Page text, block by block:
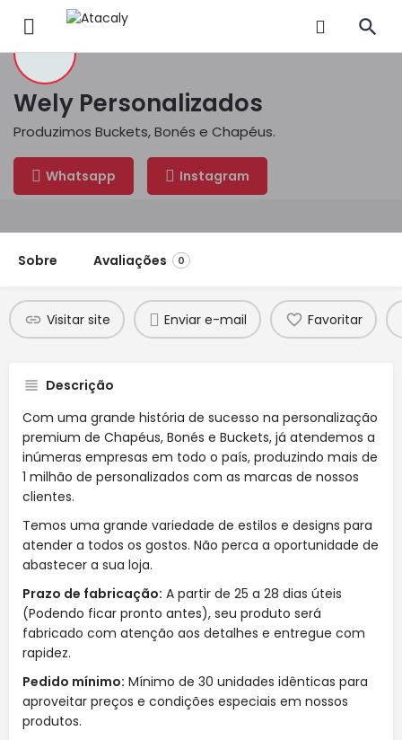
Wely Personalizados
Produzimos Buckets, Bonés e Chapéus.
Whatsapp Instagram
Sobre Avaliações 0
Visitar site Enviar e-mail Favoritar
Descrição
Com uma grande história de sucesso na personalização
premium de Chapéus, Bonés e Buckets, já atendemos a
inúmeras empresas em todo o país, produzindo mais de
1 milhão de personalizados com as marcas de nossos
clientes.
Temos uma grande variedade de estilos e designs para
atender a todos os gostos. Não perca a oportunidade de
abastecer a sua loja.
Prazo de fabricação: A partir de 25 a 28 dias úteis
(Podendo ficar pronto antes), seu produto será
fabricado com atenção aos detalhes e entregue com
rapidez.
Pedido mínimo: Mínimo de 30 unidades idênticas para
aproveitar preços e condições especiais em nossos
produtos.